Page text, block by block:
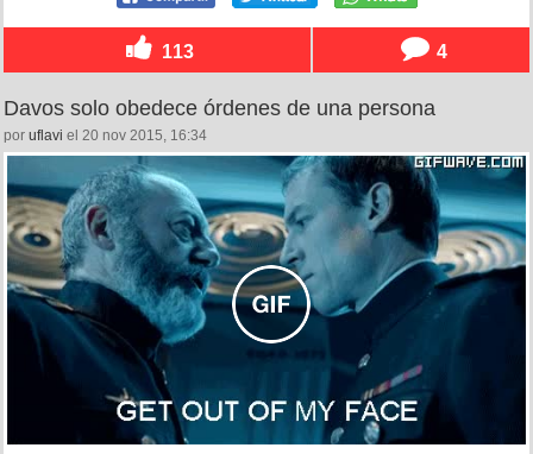
113 4
Davos solo obedece órdenes de una persona
por uflavi el 20 nov 2015, 16:34